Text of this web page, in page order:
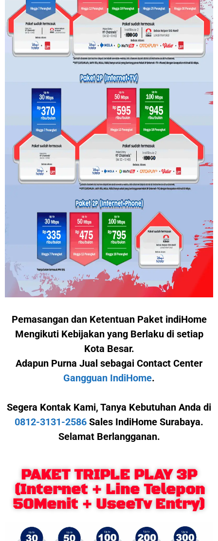
Pemasangan dan Ketentuan Paket indiHome
Mengikuti Kebijakan yang Berlaku di setiap
Kota Besar.
Adapun Purna Jual sebagai Contact Center
Gangguan IndiHome.
Segera Kontak Kami, Tanya Kebutuhan Anda di
0812-3131-2586 Sales IndiHome Surabaya.
Selamat Berlangganan.
PAKET TRIPLE PLAY 3P
(Internet + Line Telepon
50Menit + UseeTv Entry)